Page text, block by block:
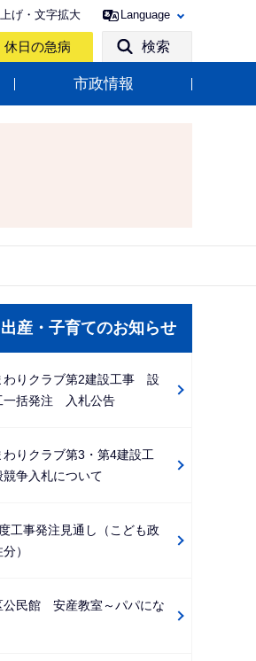
げ・文字拡大 Language
休日の急病 検索
市政情報
産・子育てのお知らせ
わりクラブ第2建設工事 設
一括発注 入札公告
わりクラブ第3・第4建設工
争入札について
工事発注見通し（こども政
）
公民館 安産教室～パパにな